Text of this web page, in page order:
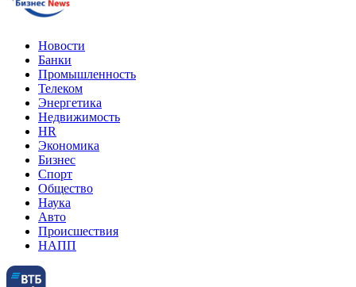
Новости
Банки
Промышленность
Телеком
Энергетика
Недвижимость
HR
Экономика
Бизнес
Спорт
Общество
Наука
Авто
Происшествия
НАПП